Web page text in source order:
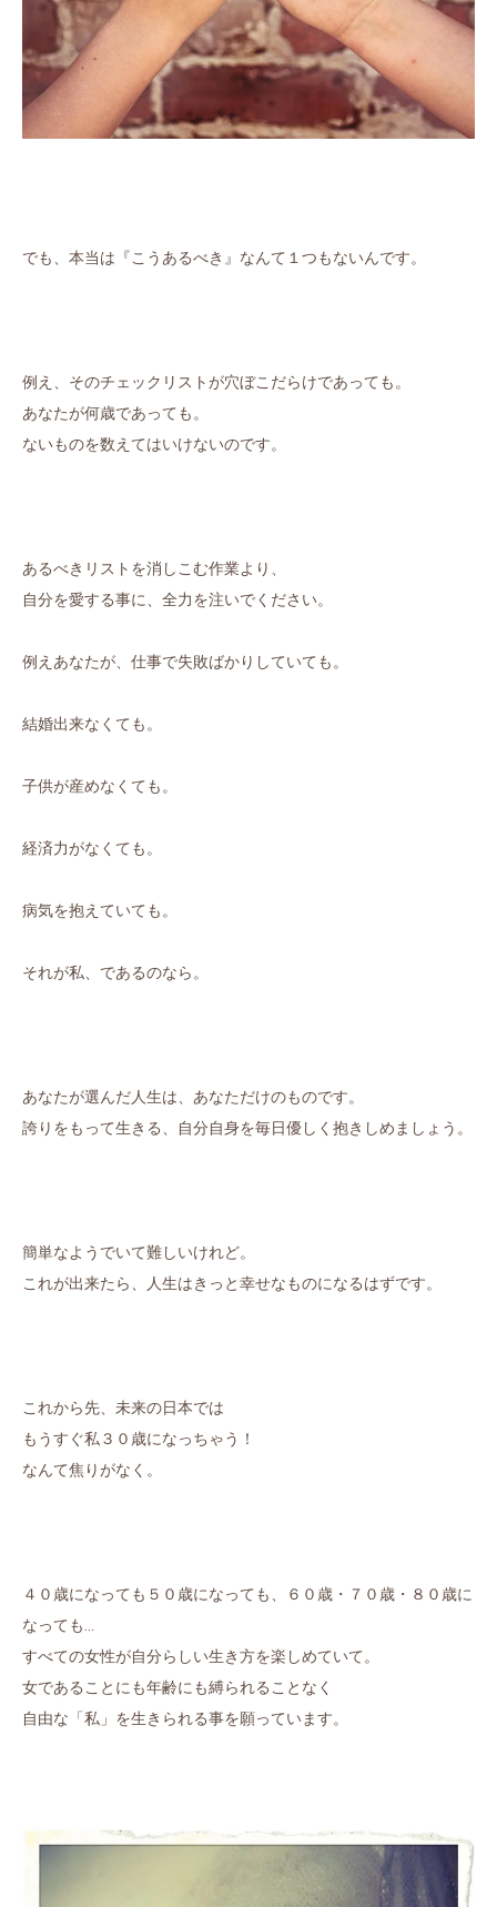
でも、本当は『こうあるべき』なんて１つもないんです。
例え、そのチェックリストが穴ぼこだらけであっても。
あなたが何歳であっても。
ないものを数えてはいけないのです。
あるべきリストを消しこむ作業より、
自分を愛する事に、全力を注いでください。
例えあなたが、仕事で失敗ばかりしていても。
結婚出来なくても。
子供が産めなくても。
経済力がなくても。
病気を抱えていても。
それが私、であるのなら。
あなたが選んだ人生は、あなただけのものです。
誇りをもって生きる、自分自身を毎日優しく抱きしめましょう。
簡単なようでいて難しいけれど。
これが出来たら、人生はきっと幸せなものになるはずです。
これから先、未来の日本では
もうすぐ私３０歳になっちゃう！
なんて焦りがなく。
４０歳になっても５０歳になっても、６０歳・７０歳・８０歳に
なっても…
すべての女性が自分らしい生き方を楽しめていて。
女であることにも年齢にも縛られることなく
自由な「私」を生きられる事を願っています。